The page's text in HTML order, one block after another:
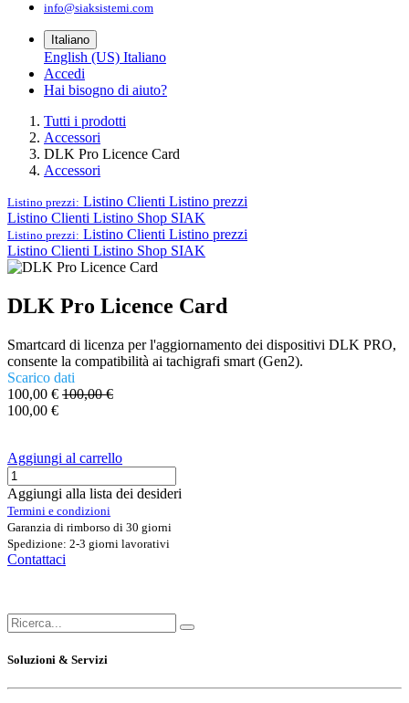
info@siaksistemi.com
Italiano
English (US) Italiano
Accedi
Hai bisogno di aiuto?
Tutti i prodotti
Accessori
DLK Pro Licence Card
Accessori
Listino prezzi: Listino Clienti Listino prezzi
Listino Clienti Listino Shop SIAK
Listino prezzi: Listino Clienti Listino prezzi
Listino Clienti Listino Shop SIAK
DLK Pro Licence Card
Smartcard di licenza per l'aggiornamento dei dispositivi DLK PRO,
consente la compatibilità ai tachigrafi smart (Gen2).
Scarico dati
100,00 € 100,00€
100,00 €
Aggiungi al carrello
Aggiungi alla lista dei desideri
Termini e condizioni
Garanzia di rimborso di 30 giorni
Spedizione: 2-3 giorni lavorativi
Contattaci
Soluzioni & Servizi